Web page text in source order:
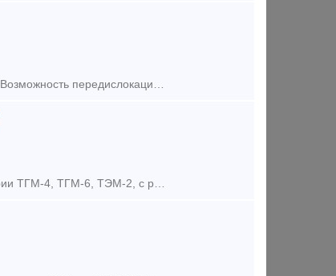
1) Продление срока службы до 1937 г. 2) Серия, номер локомотива 2ТЭ10У 3) Возможность передислокации: ДА. 4) Год изготовления 1992 Продаем тепловоз серии 2ТЭ10У 1992 г.в. в исправном техническ
Компания Вектор-ЖД занимается заменой электропроводки на тепловозах серии ТГМ-4, ТГМ-6, ТЭМ-2, с ревизией электрических машин и заменой электрических приборов. А также выполняет любые виды тех